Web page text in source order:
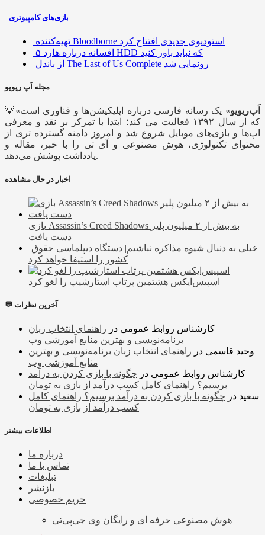
بازی‌های کامپیوتری
تهیه‌کننده Bloodborne استودیوی جدیدی افتتاح کرد
۵ افسانه درباره هارد HDD که نباید باور کنید
از باندل The Last of Us Complete رونمایی شد
مجله اَپ ریویو
💡« اَپ‌ریویو» یک رسانه فارسی درباره اپلیکیشن‌ها و فناوری است
که از سال ۱۳۹۲ فعالیت می کند؛ ابتدا با تمرکز بر نقد و معرفی
اپ‌ها و بازی‌های موبایل شروع شد و امروز دامنه گسترده تری از
محتوای تکنولوژی، هوش مصنوعی و آی تی را با خبر، مقاله و
یادداشت پوشش می‌دهد.
اخبار در حال مشاهده
بازی Assassin’s Creed Shadows به بیش از ۲ میلیون پلیر
دست یافت
خیلی به دنبال شیوه مذاکره نباشیم| دستگاه دیپلماسی حقوق
کشور را استیفا خواهد کرد
اسپیس‌ایکس هشتمین پرتاب استارشیپ را لغو کرد
💬 آخرین نظرات
کارشناس روابط عمومی در راهنمای انتخاب زبان
برنامه‌نویسی و بهترین منابع آموزشی وب
وحید قاسمی در راهنمای انتخاب زبان برنامه‌نویسی و بهترین
منابع آموزشی وب
کارشناس روابط عمومی در چگونه با بازی کردن به درآمد
برسیم؟ راهنمای کامل کسب درآمد از بازی به تومان
سعید در چگونه با بازی کردن به درآمد برسیم؟ راهنمای کامل
کسب درآمد از بازی به تومان
اطلاعات بیشتر
درباره ما
تماس با ما
تبلیغات
بازنشر
حریم خصوصی
هوش مصنوعی حرفه ای و رایگان وی جی‌پی‌تی